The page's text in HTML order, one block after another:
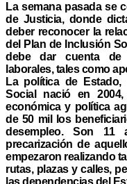
La semana pasada se
de Justicia, donde
deber reconocer la
del Plan de Inclusión
debe dar cuenta de
laborales, tales como
La política de
Social nació en
económica y política
de 50 mil los
desempleo. Son 11
precarización de
empezaron realizando
rutas, plazas y calles,